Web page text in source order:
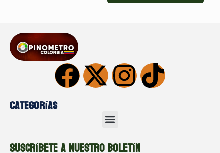
Categorías
Suscríbete a nuestro boletín